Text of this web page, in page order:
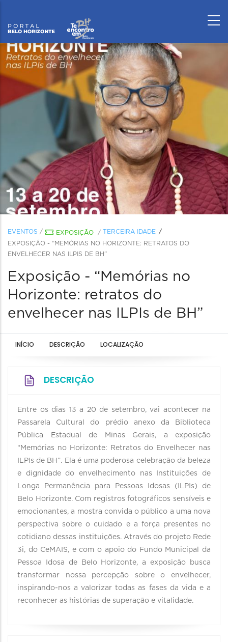
EVENTOS / EXPOSIÇÃO / TERCEIRA IDADE
EXPOSIÇÃO - “MEMÓRIAS NO HORIZONTE: RETRATOS DO
ENVELHECER NAS ILPIS DE BH”
Exposição - “Memórias no
Horizonte: retratos do
envelhecer nas ILPIs de BH”
INÍCIO DESCRIÇÃO LOCALIZAÇÃO
DESCRIÇÃO
Entre os dias 13 a 20 de setembro, vai acontecer na
Passarela Cultural do prédio anexo da Biblioteca
Pública Estadual de Minas Gerais, a exposição
“Memórias no Horizonte: Retratos do Envelhecer nas
ILPIs de BH”. Ela é uma poderosa celebração da beleza
e dignidade do envelhecimento nas Instituições de
Longa Permanência para Pessoas Idosas (ILPIs) de
Belo Horizonte. Com registros fotográficos sensíveis e
emocionantes, a mostra convida o público a uma nova
perspectiva sobre o cuidado e a força presentes no
cotidiano dessas instituições. Através do projeto Rede
3i, do CeMAIS, e com o apoio do Fundo Municipal da
Pessoa Idosa de Belo Horizonte, a exposição busca
transformar nossa percepção sobre o envelhecer,
inspirando-nos a valorizar todas as fases da vida e a
reconhecer as histórias de superação e vitalidade.